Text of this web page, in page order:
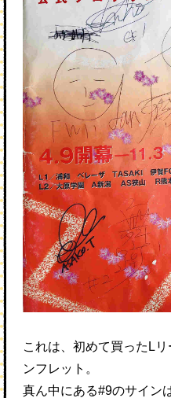
これは、初めて買ったL
ンフレット。
真ん中にある#9のサイン